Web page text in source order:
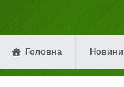
Головна Новини